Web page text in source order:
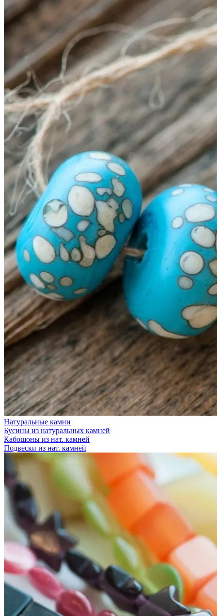
Натуральные камни
Бусины из натуральных камней
Кабошоны из нат. камней
Подвески из нат. камней